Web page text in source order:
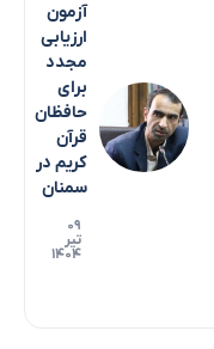
آزمون
ارزیابی
مجدد
برای
حافظان
قرآن
کریم در
سمنان
۰۹
تیر
۱۴۰۴